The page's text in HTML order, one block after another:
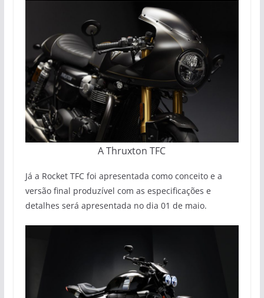
A Thruxton TFC
Já a Rocket TFC foi apresentada como conceito e a
versão final produzível com as especificações e
detalhes será apresentada no dia 01 de maio.